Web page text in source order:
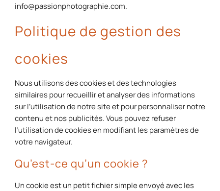
info@passionphotographie.com.
Politique de gestion des
cookies
Nous utilisons des cookies et des technologies
similaires pour recueillir et analyser des informations
sur l’utilisation de notre site et pour personnaliser notre
contenu et nos publicités. Vous pouvez refuser
l’utilisation de cookies en modifiant les paramètres de
votre navigateur.
Qu’est-ce qu’un cookie ?
Un cookie est un petit fichier simple envoyé avec les